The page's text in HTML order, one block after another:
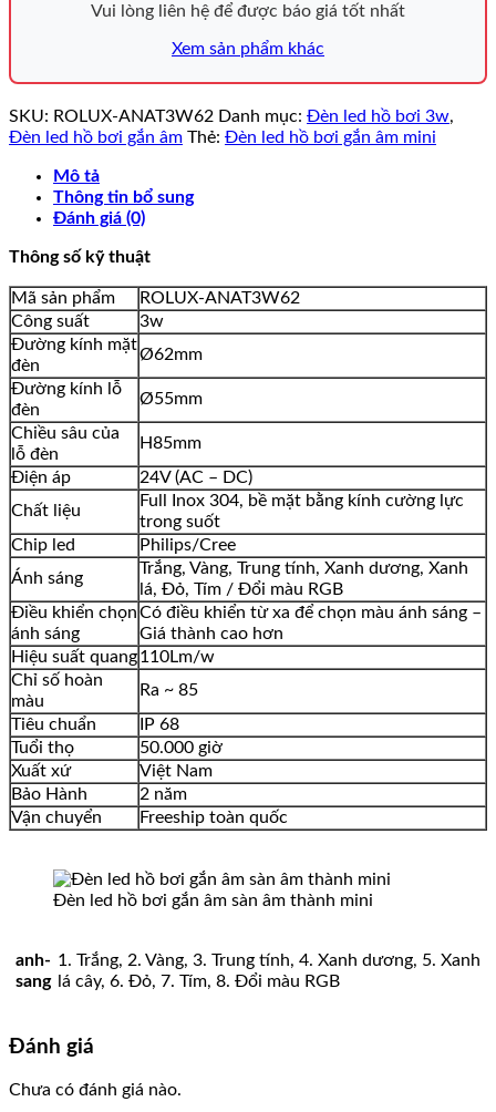
Vui lòng liên hệ để được báo giá tốt nhất
Xem sản phẩm khác
SKU: ROLUX-ANAT3W62 Danh mục: Đèn led hồ bơi 3w,
Đèn led hồ bơi gắn âm Thẻ: Đèn led hồ bơi gắn âm mini
Mô tả
Thông tin bổ sung
Đánh giá (0)
Thông số kỹ thuật
Mã sản phẩm
ROLUX-ANAT3W62
Công suất
3w
Đường kính mặt
đèn
Ø62mm
Đường kính lỗ
đèn
Ø55mm
Chiều sâu của
lỗ đèn
H85mm
Điện áp
24V (AC – DC)
Chất liệu
Full Inox 304, bề mặt bằng kính cường lực
trong suốt
Chip led
Philips/Cree
Ánh sáng
Trắng, Vàng, Trung tính, Xanh dương, Xanh
lá, Đỏ, Tím / Đổi màu RGB
Điều khiển chọn
ánh sáng
Có điều khiển từ xa để chọn màu ánh sáng –
Giá thành cao hơn
Hiệu suất quang110Lm/w
Chỉ số hoàn
màu
Ra ~ 85
Tiêu chuẩn
IP 68
Tuổi thọ
50.000 giờ
Xuất xứ
Việt Nam
Bảo Hành
2 năm
Vận chuyển
Freeship toàn quốc
Đèn led hồ bơi gắn âm sàn âm thành mini
anh-
sang
1. Trắng, 2. Vàng, 3. Trung tính, 4. Xanh dương, 5. Xanh
lá cây, 6. Đỏ, 7. Tím, 8. Đổi màu RGB
Đánh giá
Chưa có đánh giá nào.